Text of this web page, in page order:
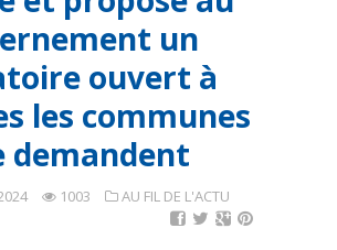
un
ouvert à
les communes
demandent
1003 AU FIL DE L'ACTU